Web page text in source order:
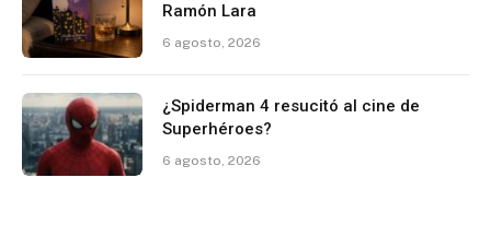
Ramón Lara
6 agosto, 2026
¿Spiderman 4 resucitó al cine de
Superhéroes?
6 agosto, 2026